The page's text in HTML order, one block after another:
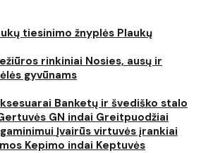
tiesinimo žnyplės Plaukų
rinkiniai Nosies, ausų ir
gyvūnams
Banketų ir švediško stalo
GN indai Greitpuodžiai
Įvairūs virtuvės įrankiai
Kepimo indai Keptuvės